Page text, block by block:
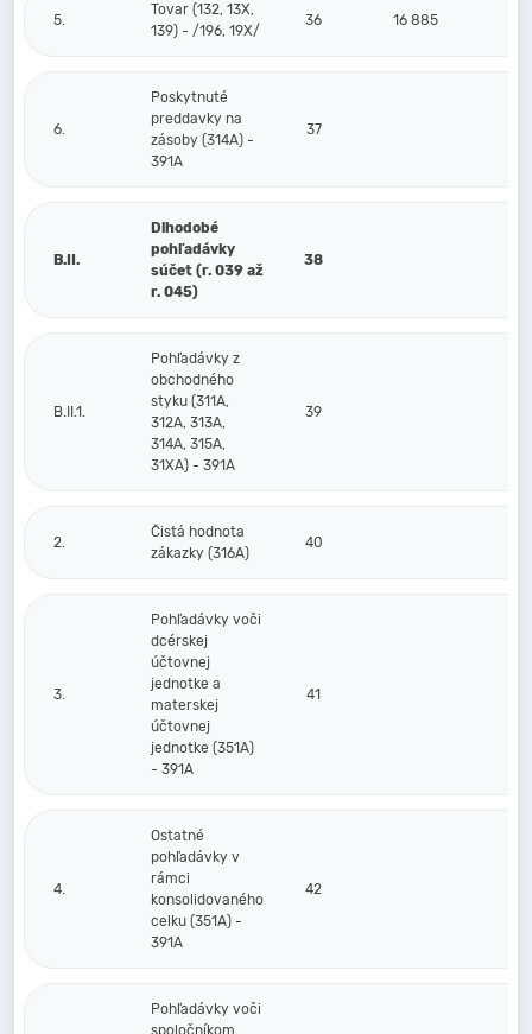
5.
Tovar (132, 13X,
139) - /196, 19X/
36 16 885
6.
Poskytnuté
preddavky na
zásoby (314A) -
391A
37
B.II.
Dlhodobé
pohľadávky
súčet (r. 039 až
r. 045)
38
B.II.1.
Pohľadávky z
obchodného
styku (311A,
312A, 313A,
314A, 315A,
31XA) - 391A
39
2.
Čistá hodnota
zákazky (316A)
40
3.
Pohľadávky voči
dcérskej
účtovnej
jednotke a
materskej
účtovnej
jednotke (351A)
- 391A
41
4.
Ostatné
pohľadávky v
rámci
konsolidovaného
celku (351A) -
391A
42
Pohľadávky voči
spoločníkom,